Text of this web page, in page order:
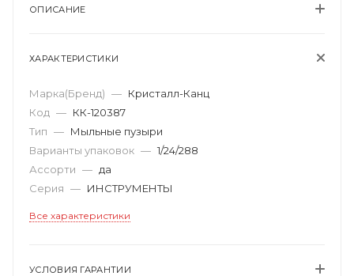
ОПИСАНИЕ
ХАРАКТЕРИСТИКИ
Марка(Бренд) — Кристалл-Канц
Код — КК-120387
Тип — Мыльные пузыри
Варианты упаковок — 1/24/288
Ассорти — да
Серия — ИНСТРУМЕНТЫ
Все характеристики
УСЛОВИЯ ГАРАНТИИ